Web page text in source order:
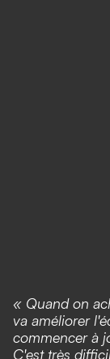
« Quand on
va améliorer
commencer à
C'est très